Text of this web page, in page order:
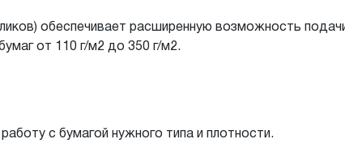
обеспечивает расширенную возможность
от 110 г/м2 до 350 г/м2.
с бумагой нужного типа и плотности.